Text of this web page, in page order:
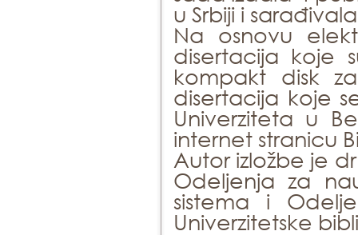
u Srbiji i
Na osnovu
disertacija koje
kompakt disk
disertacija koje
Univerziteta u
internet stranicu
Autor izložbe je
Odeljenja za
sistema i
Univerzitetske